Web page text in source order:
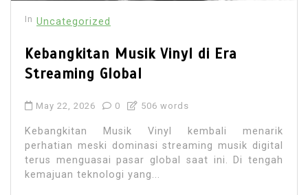
In Uncategorized
Kebangkitan Musik Vinyl di Era
Streaming Global
May 22, 2026 0 506 words
Kebangkitan Musik Vinyl kembali menarik
perhatian meski dominasi streaming musik digital
terus menguasai pasar global saat ini. Di tengah
kemajuan teknologi yang...